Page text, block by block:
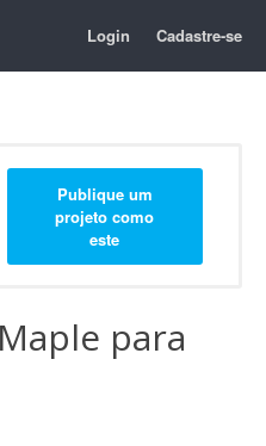
Login Cadastre-se
Publique um
projeto como
este
para